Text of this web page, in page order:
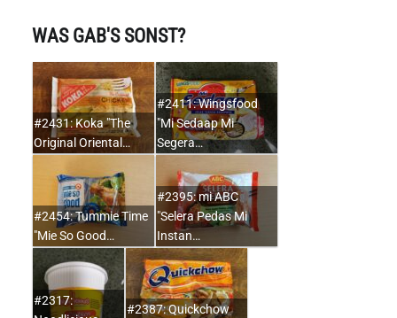
WAS GAB'S SONST?
#2431: Koka "The
Original Oriental…
#2411: Wingsfood
"Mi Sedaap Mi
Segera…
#2454: Tummie Time
"Mie So Good…
#2395: mi ABC
"Selera Pedas Mi
Instan…
#2317:
#2387: Quickchow